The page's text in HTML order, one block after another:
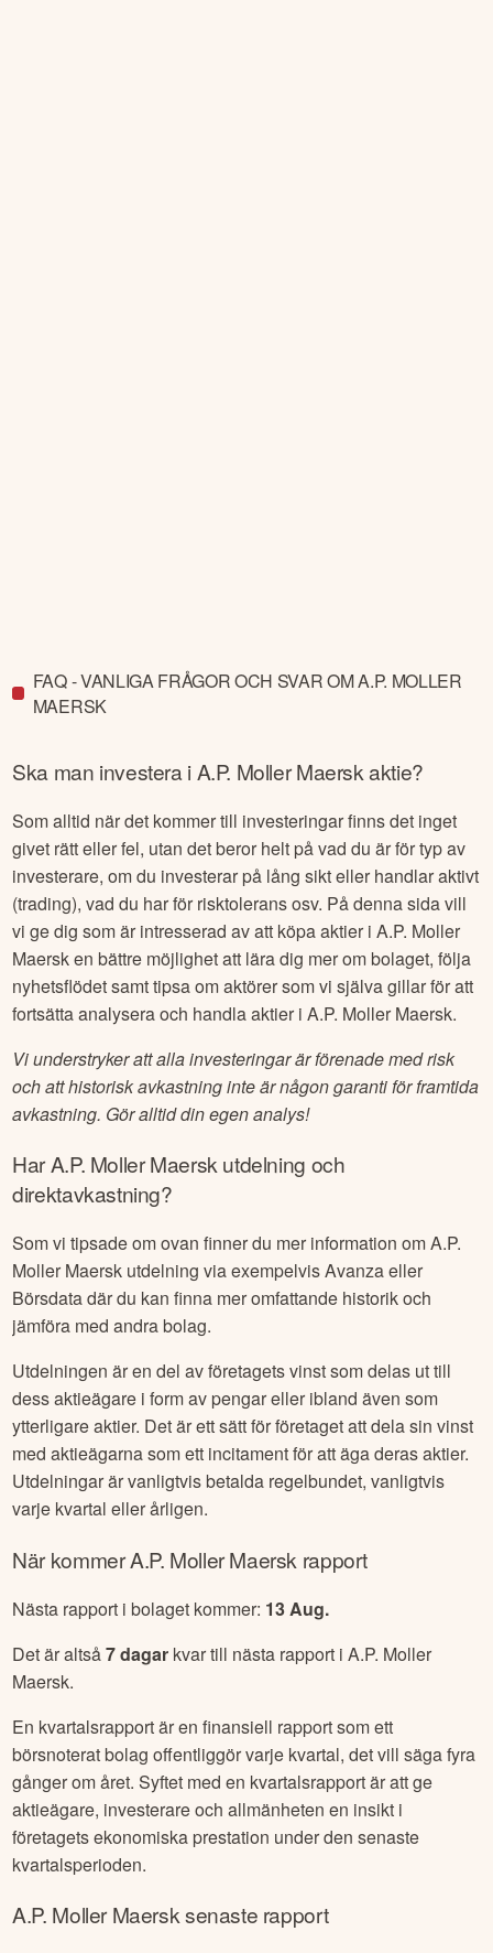
FAQ - VANLIGA FRÅGOR OCH SVAR OM A.P. MOLLER
MAERSK
Ska man investera iA.P. Moller Maerskaktie?
Som alltid när det kommer till investeringar finns det inget
givet rätt eller fel, utan det beror helt på vad du är för typ av
investerare, om du investerar på lång sikt eller handlar aktivt
(trading), vad du har för risktolerans osv. På denna sida vill
vi ge dig som är intresserad av att köpa aktier iA.P. Moller
Maersken bättre möjlighet att lära dig mer om bolaget, följa
nyhetsflödet samt tipsa om aktörer som vi själva gillar för att
fortsätta analysera och handla aktier iA.P. Moller Maersk.
Vi understryker att alla investeringar är förenade med risk
och att historisk avkastning inte är någon garanti för framtida
avkastning. Gör alltid din egen analys!
HarA.P. Moller Maersk utdelning och
direktavkastning?
Som vi tipsade om ovan finner du mer information omA.P.
Moller Maersk utdelning via exempelvis Avanza eller
Börsdata där du kan finna mer omfattande historik och
jämföra med andra bolag.
Utdelningen är en del av företagets vinst som delas ut till
dess aktieägare i form av pengar eller ibland även som
ytterligare aktier. Det är ett sätt för företaget att dela sin vinst
med aktieägarna som ett incitament för att äga deras aktier.
Utdelningar är vanligtvis betalda regelbundet, vanligtvis
varje kvartal eller årligen.
När kommerA.P. Moller Maersk rapport
Nästa rapport i bolaget kommer: 13 Aug.
Det är altså7dagar kvar till nästa rapport iA.P. Moller
Maersk.
En kvartalsrapport är en finansiell rapport som ett
börsnoterat bolag offentliggör varje kvartal, det vill säga fyra
gånger om året. Syftet med en kvartalsrapport är att ge
aktieägare, investerare och allmänheten en insikt i
företagets ekonomiska prestation under den senaste
kvartalsperioden.
A.P. Moller Maersksenaste rapport